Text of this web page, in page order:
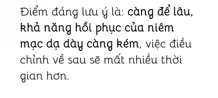
Điểm đáng lưu ý là: càng để lâu,
khả năng hồi phục của niêm
mạc dạ dày càng kém, việc điều
chỉnh về sau sẽ mất nhiều thời
gian hơn.